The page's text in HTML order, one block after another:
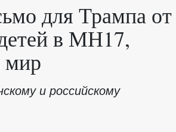
для Трампа от
в МН17,
мир
и российскому